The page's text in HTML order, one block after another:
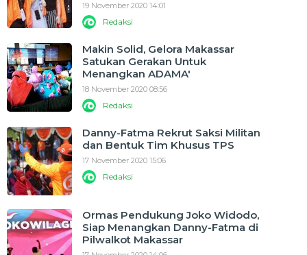
19 November 2020 14:01
Redaksi
Makin Solid, Gelora Makassar
Satukan Gerakan Untuk
Menangkan ADAMA'
18 November 2020 08:56
Redaksi
Danny-Fatma Rekrut Saksi Militan
dan Bentuk Tim Khusus TPS
17 November 2020 15:06
Redaksi
Ormas Pendukung Joko Widodo,
Siap Menangkan Danny-Fatma di
Pilwalkot Makassar